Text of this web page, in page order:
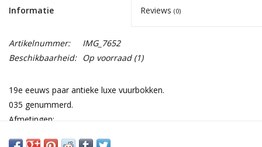
Informatie Reviews (0)
Artikelnummer:
IMG_7652
Beschikbaarheid: Op voorraad(1)
19e eeuws paar antieke luxe vuurbokken.
035 genummerd.
Afmetingen: